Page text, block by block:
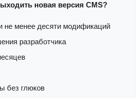
новая версия CMS?
не менее десяти модификаций
разработчика
без глюков